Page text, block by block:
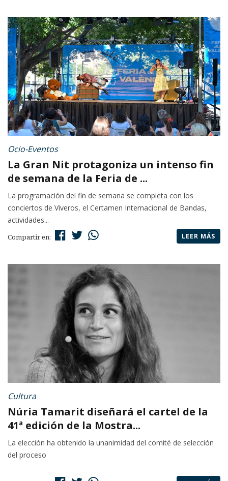
Ocio-Eventos
La Gran Nit protagoniza un intenso fin
de semana de la Feria de ...
La programación del fin de semana se completa con los
conciertos de Viveros, el Certamen Internacional de Bandas,
actividades...
Compartir en: LEER MÁS
Cultura
Núria Tamarit diseñará el cartel de la
41ª edición de la Mostra...
La elección ha obtenido la unanimidad del comité de selección
del proceso